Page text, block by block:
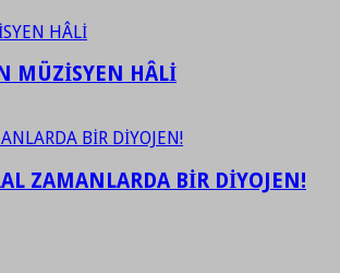
MÜZİSYEN HÂLİ
ZAMANLARDA BİR DİYOJEN!